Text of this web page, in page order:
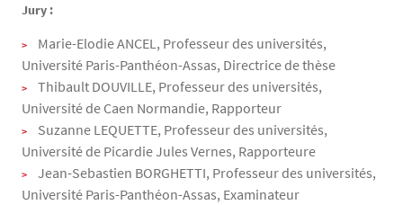
Jury :
Marie-Elodie ANCEL, Professeur des universités,
Université Paris-Panthéon-Assas, Directrice de thèse
Thibault DOUVILLE, Professeur des universités,
Université de Caen Normandie, Rapporteur
Suzanne LEQUETTE, Professeur des universités,
Université de Picardie Jules Vernes, Rapporteure
Jean-Sebastien BORGHETTI, Professeur des universités,
Université Paris-Panthéon-Assas, Examinateur